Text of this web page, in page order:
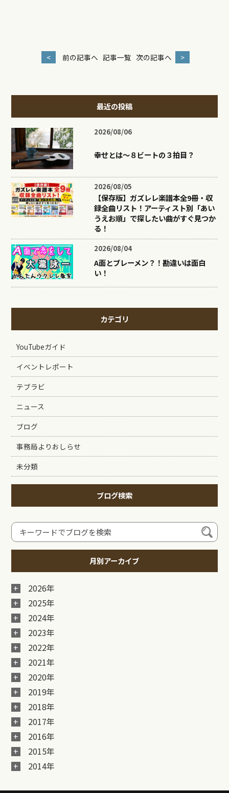
< 前の記事へ 記事一覧 次の記事へ >
最近の投稿
2026/08/06
幸せとは〜８ビートの３拍目？
2026/08/05
【保存版】ガズレレ楽譜本全9冊・収
録全曲リスト！アーティスト別「あい
うえお順」で探したい曲がすぐ見つか
る！
2026/08/04
A面とブレーメン？！勘違いは面白
い！
カテゴリ
YouTubeガイド
イベントレポート
テブラビ
ニュース
ブログ
事務局よりおしらせ
未分類
ブログ検索
月別アーカイブ
2026年
2025年
2024年
2023年
2022年
2021年
2020年
2019年
2018年
2017年
2016年
2015年
2014年